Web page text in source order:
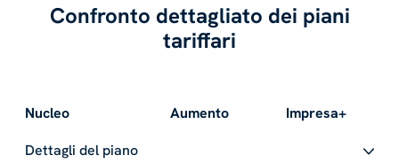
Confronto dettagliato dei piani
tariffari
Nucleo Aumento
Impresa+
Dettagli del piano